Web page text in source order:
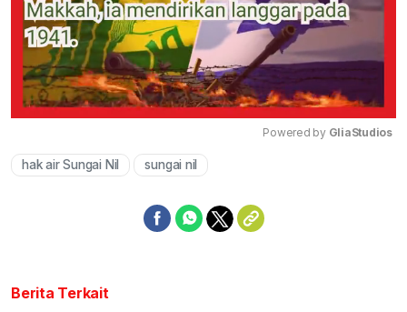
Powered by GliaStudios
hak air Sungai Nil sungai nil
Berita Terkait